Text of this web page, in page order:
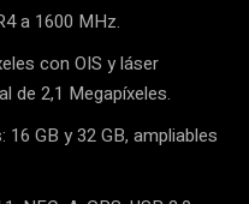
a 1600 MHz.
con OIS y láser
de 2,1 Megapíxeles.
GB y 32 GB, ampliables